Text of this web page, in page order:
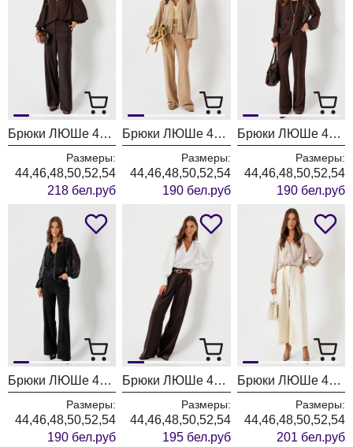
Брюки ЛЮШе 4468 коричневый
Размеры:
44,46,48,50,52,54
218 бел.руб
Брюки ЛЮШе 4466
Размеры:
44,46,48,50,52,54
190 бел.руб
Брюки ЛЮШе 4448 шоколад
Размеры:
44,46,48,50,52,54
190 бел.руб
Брюки ЛЮШе 4448 черный
Размеры:
44,46,48,50,52,54
190 бел.руб
Брюки ЛЮШе 4440 шоколад
Размеры:
44,46,48,50,52,54
195 бел.руб
Брюки ЛЮШе 4436 молоко
Размеры:
44,46,48,50,52,54
201 бел.руб